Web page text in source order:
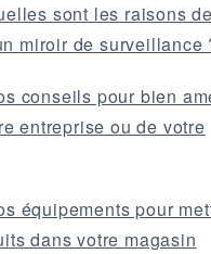
sont les raisons de
miroir de surveillance
conseils pour bien
entreprise ou de votre
équipements pour
dans votre magasin